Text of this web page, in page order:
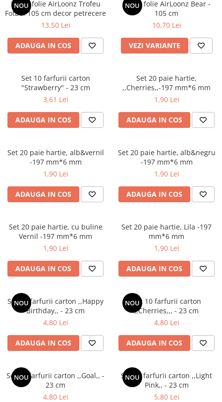
Vaze din sticla
Vase din ceramica
Mobilier urban
Cala
Tropicale
Buchete artificiale
Crizantema
Floarea soarelui
Lavanda
Trandafir
Mix de flori
Eucalipt
Flori de camp
Cala
Iasomie
Narcise
Wisteria
Cap minirosa
Cap orhidee phalaenopsis
Crengi decorative
Ghirlande
Flori artificiale la ghiveci
Verdeata decorativa
Kit-uri Baloane
Rafii, clipsuri,pompe
Accesorii petrecere
Cake toppers
Bannere
Lumanari aniversare
Lumanari si accesorii tort
Pompoane
Paturica Decor
Cake topper
Tun Confetti
Petrecere fetite
Petrecere Baieti
Petrecere Adulti
NOU
Balon folie AirLoonz Trofeu
Fotbal 105 cm decor petrecere
13,50 Lei
ADAUGA IN COS
NOU
Balon folie AirLoonz Bear -
105 cm
10,70 Lei
VEZI VARIANTE
Set 10 farfurii carton
"Strawberry" - 23 cm
3,61 Lei
ADAUGA IN COS
Set 20 paie hartie,
,,Cherries,,-197 mm*6 mm
1,90 Lei
ADAUGA IN COS
Set 20 paie hartie, alb&vernil
-197 mm*6 mm
1,90 Lei
ADAUGA IN COS
Set 20 paie hartie, alb&negru
-197 mm*6 mm
1,90 Lei
ADAUGA IN COS
Set 20 paie hartie, cu buline
Vernil -197 mm*6 mm
1,90 Lei
ADAUGA IN COS
Set 20 paie hartie, Lila -197
mm*6 mm
1,90 Lei
ADAUGA IN COS
NOU
Set 10 farfurii carton ,,Happy
Birthday,, - 23 cm
4,80 Lei
ADAUGA IN COS
NOUSet 10 farfurii carton
,,Cherries,,, - 23 cm
4,80 Lei
ADAUGA IN COS
NOU
Set 10 farfurii carton ,,Goal,, -
23 cm
4,80 Lei
NOU
Set 10 farfurii carton ,,Light
Pink,, - 23 cm
5,80 Lei